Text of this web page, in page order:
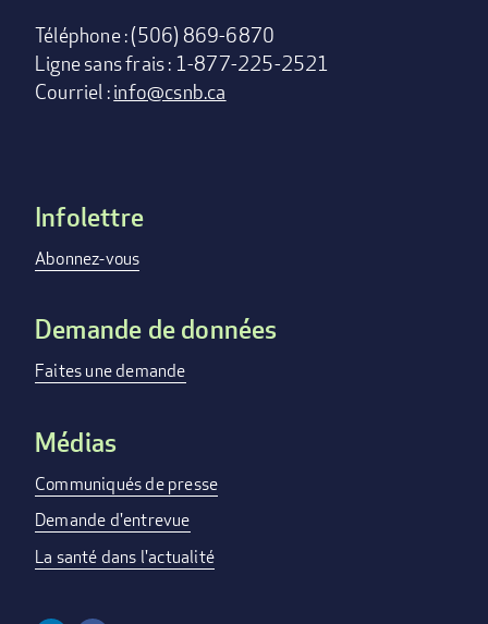
Téléphone : (506) 869-6870
Ligne sans frais : 1-877-225-2521
Courriel :info@csnb.ca
Footer
menu
Infolettre
Abonnez-vous
Demande de données
Faites une demande
Médias
Communiqués de presse
Demande d'entrevue
La santé dans l'actualité